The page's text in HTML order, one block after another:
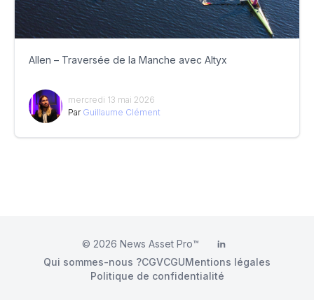
Allen – Traversée de la Manche avec Altyx
mercredi 13 mai 2026
Par Guillaume Clément
© 2026 News Asset Pro™ LinkedIn
Qui sommes-nous ?CGVCGUMentions légales
Politique de confidentialité